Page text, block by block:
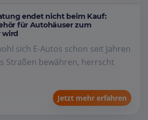
endet nicht beim Kauf:
für Autohäuser zum
wird
sich E-Autos schon seit Jahren
Straßen bewähren, herrscht
Jetzt mehr erfahren